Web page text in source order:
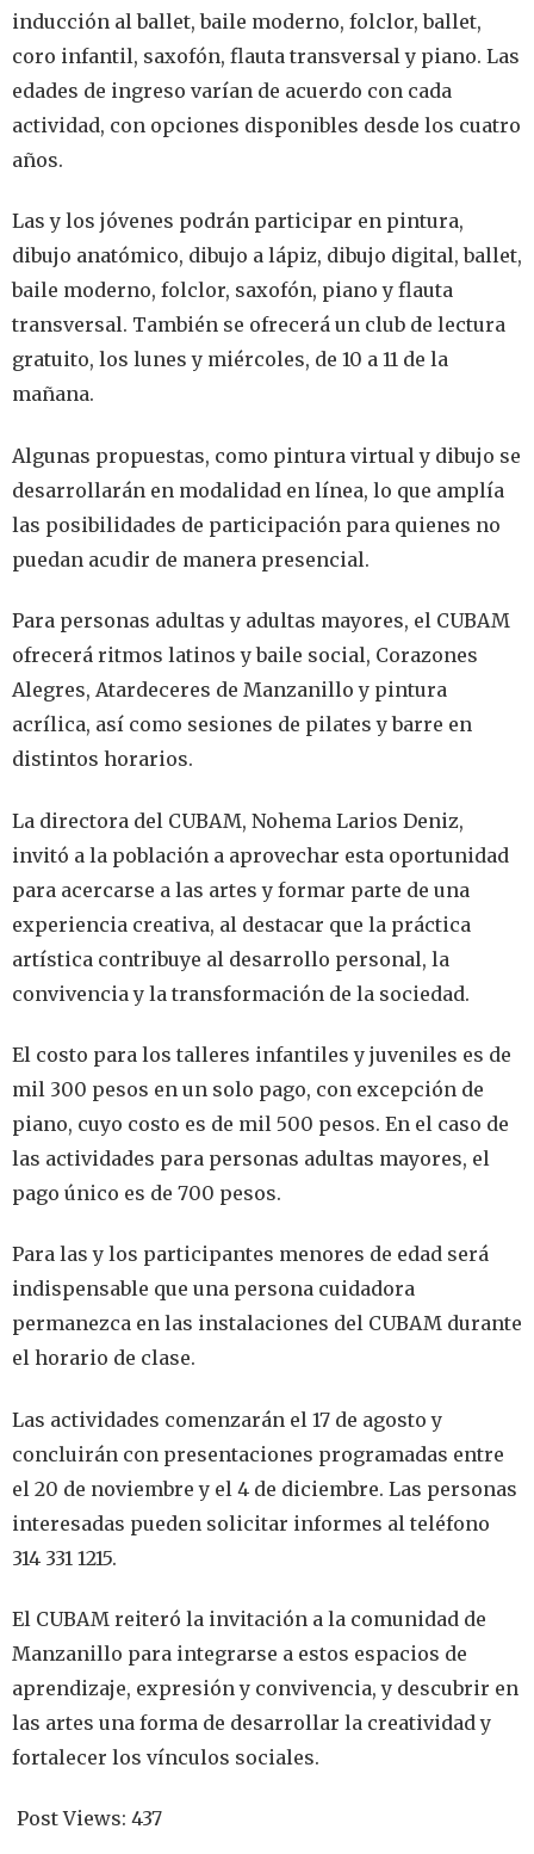
inducción al ballet, baile moderno, folclor, ballet,
coro infantil, saxofón, flauta transversal y piano. Las
edades de ingreso varían de acuerdo con cada
actividad, con opciones disponibles desde los cuatro
años.
Las y los jóvenes podrán participar en pintura,
dibujo anatómico, dibujo a lápiz, dibujo digital, ballet,
baile moderno, folclor, saxofón, piano y flauta
transversal. También se ofrecerá un club de lectura
gratuito, los lunes y miércoles, de 10 a 11 de la
mañana.
Algunas propuestas, como pintura virtual y dibujo se
desarrollarán en modalidad en línea, lo que amplía
las posibilidades de participación para quienes no
puedan acudir de manera presencial.
Para personas adultas y adultas mayores, el CUBAM
ofrecerá ritmos latinos y baile social, Corazones
Alegres, Atardeceres de Manzanillo y pintura
acrílica, así como sesiones de pilates y barre en
distintos horarios.
La directora del CUBAM, Nohema Larios Deniz,
invitó a la población a aprovechar esta oportunidad
para acercarse a las artes y formar parte de una
experiencia creativa, al destacar que la práctica
artística contribuye al desarrollo personal, la
convivencia y la transformación de la sociedad.
El costo para los talleres infantiles y juveniles es de
mil 300 pesos en un solo pago, con excepción de
piano, cuyo costo es de mil 500 pesos. En el caso de
las actividades para personas adultas mayores, el
pago único es de 700 pesos.
Para las y los participantes menores de edad será
indispensable que una persona cuidadora
permanezca en las instalaciones del CUBAM durante
el horario de clase.
Las actividades comenzarán el 17 de agosto y
concluirán con presentaciones programadas entre
el 20 de noviembre y el 4 de diciembre. Las personas
interesadas pueden solicitar informes al teléfono
314 331 1215.
El CUBAM reiteró la invitación a la comunidad de
Manzanillo para integrarse a estos espacios de
aprendizaje, expresión y convivencia, y descubrir en
las artes una forma de desarrollar la creatividad y
fortalecer los vínculos sociales.
Post Views: 437